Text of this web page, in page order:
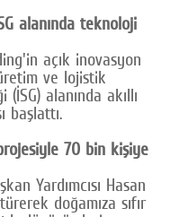
alanında teknoloji
açık inovasyon
ve lojistik
alanında akıllı
başlattı.
70 bin kişiye
Yardımcısı Hasan
doğamıza sıfır